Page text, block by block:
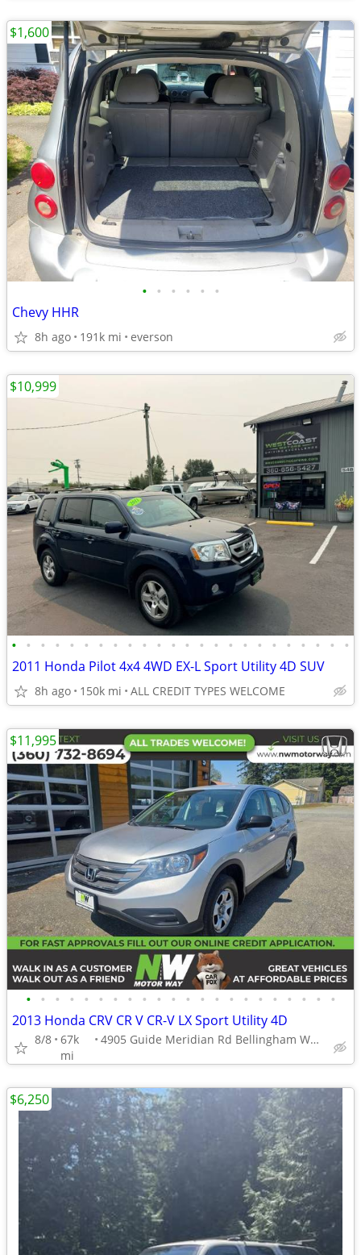
• • • • • •
Chevy HHR
8h ago 191k mi everson
$1,600
• • • • • • • • • • • • • • • • • • • • • • • •
2011 Honda Pilot 4x4 4WD EX-L Sport Utility 4D SUV
8h ago 150k mi ALL CREDIT TYPES WELCOME
$10,999
• • • • • • • • • • • • • • • • • • • • • •
2013 Honda CRV CR V CR-V LX Sport Utility 4D
8/8 67k
mi
4905 Guide Meridian Rd Bellingham WA 98226
$11,995
$6,250